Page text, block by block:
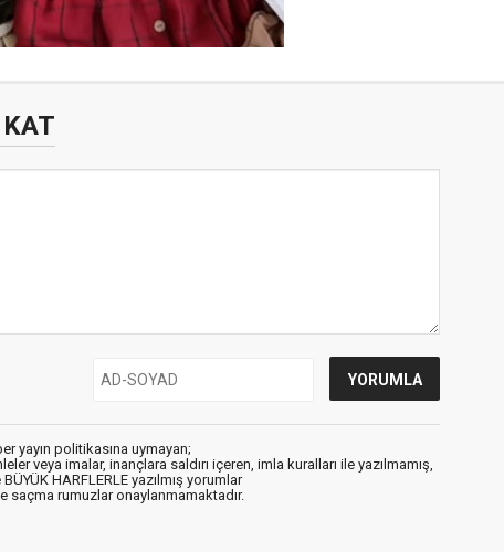
yayın politikasına uymayan;
veya imalar, inançlara saldırı içeren, imla kuralları ile yazılmamış,
HARFLERLE yazılmış yorumlar
saçma rumuzlar onaylanmamaktadır.